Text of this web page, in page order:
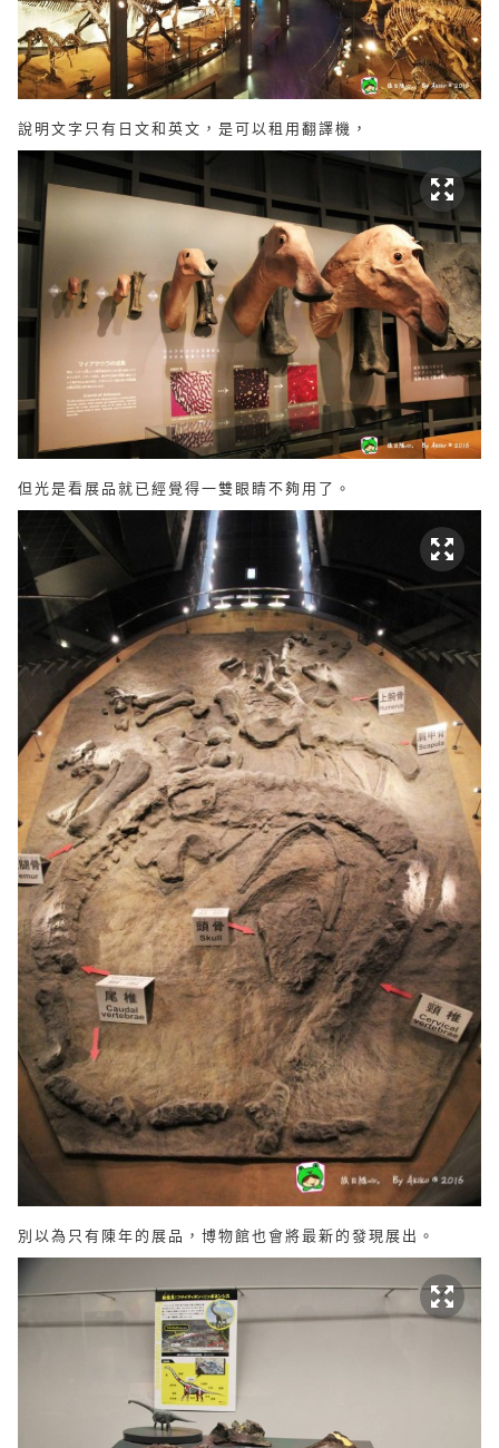
說明文字只有日文和英文，是可以租用翻譯機，
但光是看展品就已經覺得一雙眼睛不夠用了。
別以為只有陳年的展品，博物館也會將最新的發現展出。